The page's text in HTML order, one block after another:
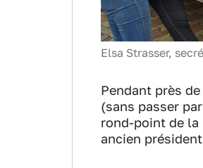
Elsa Strasser,
Pendant près
(sans passer
rond-point de la
ancien